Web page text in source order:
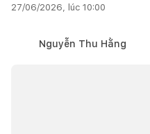
27/06/2026, lúc 10:00
Nguyễn Thu Hằng